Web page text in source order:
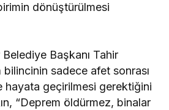
dönüştürülmesi
Başkanı Tahir
bilincinin sadece afet sonrası
hayata geçirilmesi gerektiğini
“Deprem öldürmez, binalar